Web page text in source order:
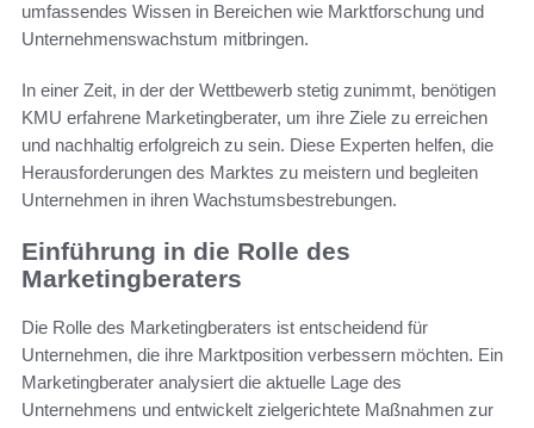
umfassendes Wissen in Bereichen wie Marktforschung und
Unternehmenswachstum mitbringen.
In einer Zeit, in der der Wettbewerb stetig zunimmt, benötigen
KMU erfahrene Marketingberater, um ihre Ziele zu erreichen
und nachhaltig erfolgreich zu sein. Diese Experten helfen, die
Herausforderungen des Marktes zu meistern und begleiten
Unternehmen in ihren Wachstumsbestrebungen.
Einführung in die Rolle des
Marketingberaters
Die Rolle des Marketingberaters ist entscheidend für
Unternehmen, die ihre Marktposition verbessern möchten. Ein
Marketingberater analysiert die aktuelle Lage des
Unternehmens und entwickelt zielgerichtete Maßnahmen zur